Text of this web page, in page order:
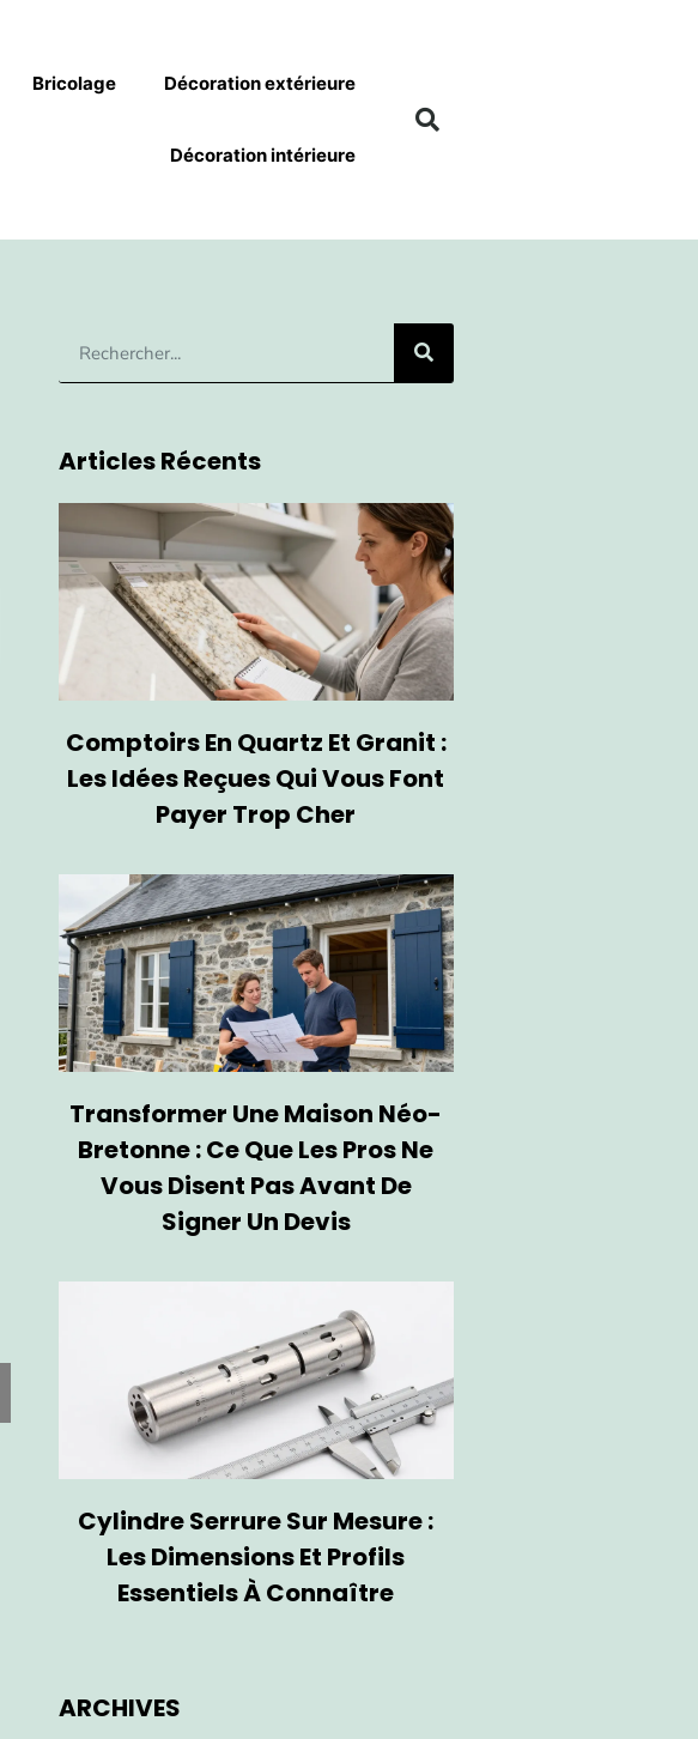
Bricolage Décoration extérieure
Décoration intérieure
Articles Récents
Comptoirs En Quartz Et Granit :
Les Idées Reçues Qui Vous Font
Payer Trop Cher
Transformer Une Maison Néo-
Bretonne : Ce Que Les Pros Ne
Vous Disent Pas Avant De
Signer Un Devis
Cylindre Serrure Sur Mesure :
Les Dimensions Et Profils
Essentiels À Connaître
ARCHIVES